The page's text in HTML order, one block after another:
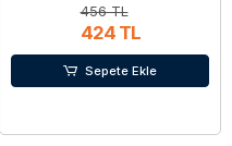
456 TL
424 TL
Sepete Ekle